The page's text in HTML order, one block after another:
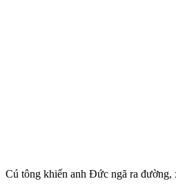
Cú tông khiến anh Đức ngã ra đường,